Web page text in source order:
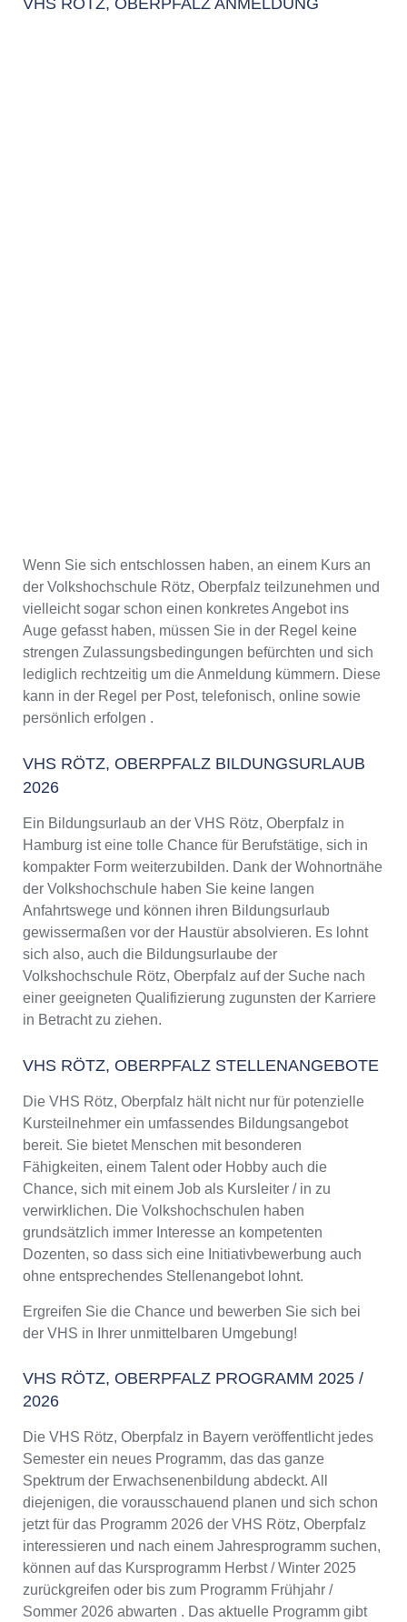
Wenn Sie sich entschlossen haben, an einem Kurs an
der Volkshochschule Rötz, Oberpfalz teilzunehmen und
vielleicht sogar schon einen konkretes Angebot ins
Auge gefasst haben, müssen Sie in der Regel keine
strengen Zulassungsbedingungen befürchten und sich
lediglich rechtzeitig um die Anmeldung kümmern. Diese
kann in der Regel per Post, telefonisch, online sowie
persönlich erfolgen .
VHS RÖTZ, OBERPFALZ BILDUNGSURLAUB
2026
Ein Bildungsurlaub an der VHS Rötz, Oberpfalz in
Hamburg ist eine tolle Chance für Berufstätige, sich in
kompakter Form weiterzubilden. Dank der Wohnortnähe
der Volkshochschule haben Sie keine langen
Anfahrtswege und können ihren Bildungsurlaub
gewissermaßen vor der Haustür absolvieren. Es lohnt
sich also, auch die Bildungsurlaube der
Volkshochschule Rötz, Oberpfalz auf der Suche nach
einer geeigneten Qualifizierung zugunsten der Karriere
in Betracht zu ziehen.
VHS RÖTZ, OBERPFALZ STELLENANGEBOTE
Die VHS Rötz, Oberpfalz hält nicht nur für potenzielle
Kursteilnehmer ein umfassendes Bildungsangebot
bereit. Sie bietet Menschen mit besonderen
Fähigkeiten, einem Talent oder Hobby auch die
Chance, sich mit einem Job als Kursleiter / in zu
verwirklichen. Die Volkshochschulen haben
grundsätzlich immer Interesse an kompetenten
Dozenten, so dass sich eine Initiativbewerbung auch
ohne entsprechendes Stellenangebot lohnt.
Ergreifen Sie die Chance und bewerben Sie sich bei
der VHS in Ihrer unmittelbaren Umgebung!
VHS RÖTZ, OBERPFALZ PROGRAMM 2025 /
2026
Die VHS Rötz, Oberpfalz in Bayern veröffentlicht jedes
Semester ein neues Programm, das das ganze
Spektrum der Erwachsenenbildung abdeckt. All
diejenigen, die vorausschauend planen und sich schon
jetzt für das Programm 2026 der VHS Rötz, Oberpfalz
interessieren und nach einem Jahresprogramm suchen,
können auf das Kursprogramm Herbst / Winter 2025
zurückgreifen oder bis zum Programm Frühjahr /
Sommer 2026 abwarten . Das aktuelle Programm gibt